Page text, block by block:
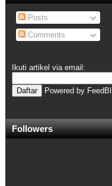
Posts
Comments
Ikuti artikel via email:
Powered by
Followers